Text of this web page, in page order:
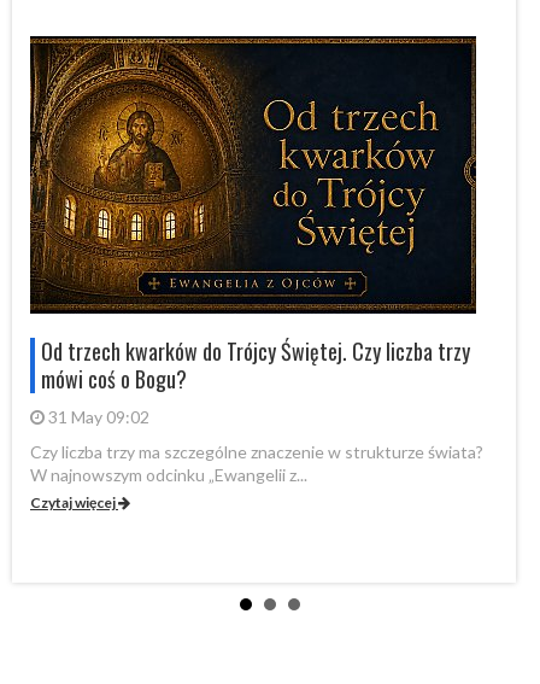
Od trzech kwarków do Trójcy Świętej. Czy liczba trzy
mówi coś o Bogu?
31 May 09:02
Czy liczba trzy ma szczególne znaczenie w strukturze świata?
W najnowszym odcinku „Ewangelii z...
Czytaj więcej